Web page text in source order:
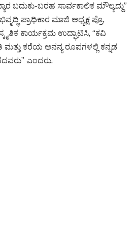
ಬದುಕು-ಬರಹ ಸಾರ್ವಕಾಲಿಕ ಮೌಲ್ಯದ್ದು”
ಪ್ರಾಧಿಕಾರ ಮಾಜಿ ಅಧ್ಯಕ್ಷ ಪ್ರೊ.
ಕಾರ್ಯಕ್ರಮ ಉದ್ಘಾಟಿಸಿ, “ಕವಿ
ಮತ್ತು ಕರೆಯ ಅನನ್ಯ ರೂಪಗಳಲ್ಲಿ ಕನ್ನಡ
ಎಂದರು.